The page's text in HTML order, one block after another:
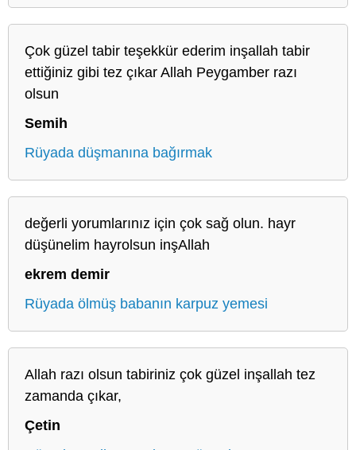
Çok güzel tabir teşekkür ederim inşallah tabir
ettiğiniz gibi tez çıkar Allah Peygamber razı
olsun
Semih
Rüyada düşmanına bağırmak
değerli yorumlarınız için çok sağ olun. hayr
düşünelim hayrolsun inşAllah
ekrem demir
Rüyada ölmüş babanın karpuz yemesi
Allah razı olsun tabiriniz çok güzel inşallah tez
zamanda çıkar,
Çetin